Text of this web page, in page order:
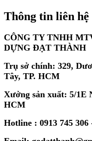
Thông tin liên hệ
CÔNG TY TNHH
DỰNG ĐẠT THÀNH
Trụ sở chính: 329,
Tây, TP. HCM
Xưởng sản xuất: 5/1E
HCM
Hotline : 0913 745 306